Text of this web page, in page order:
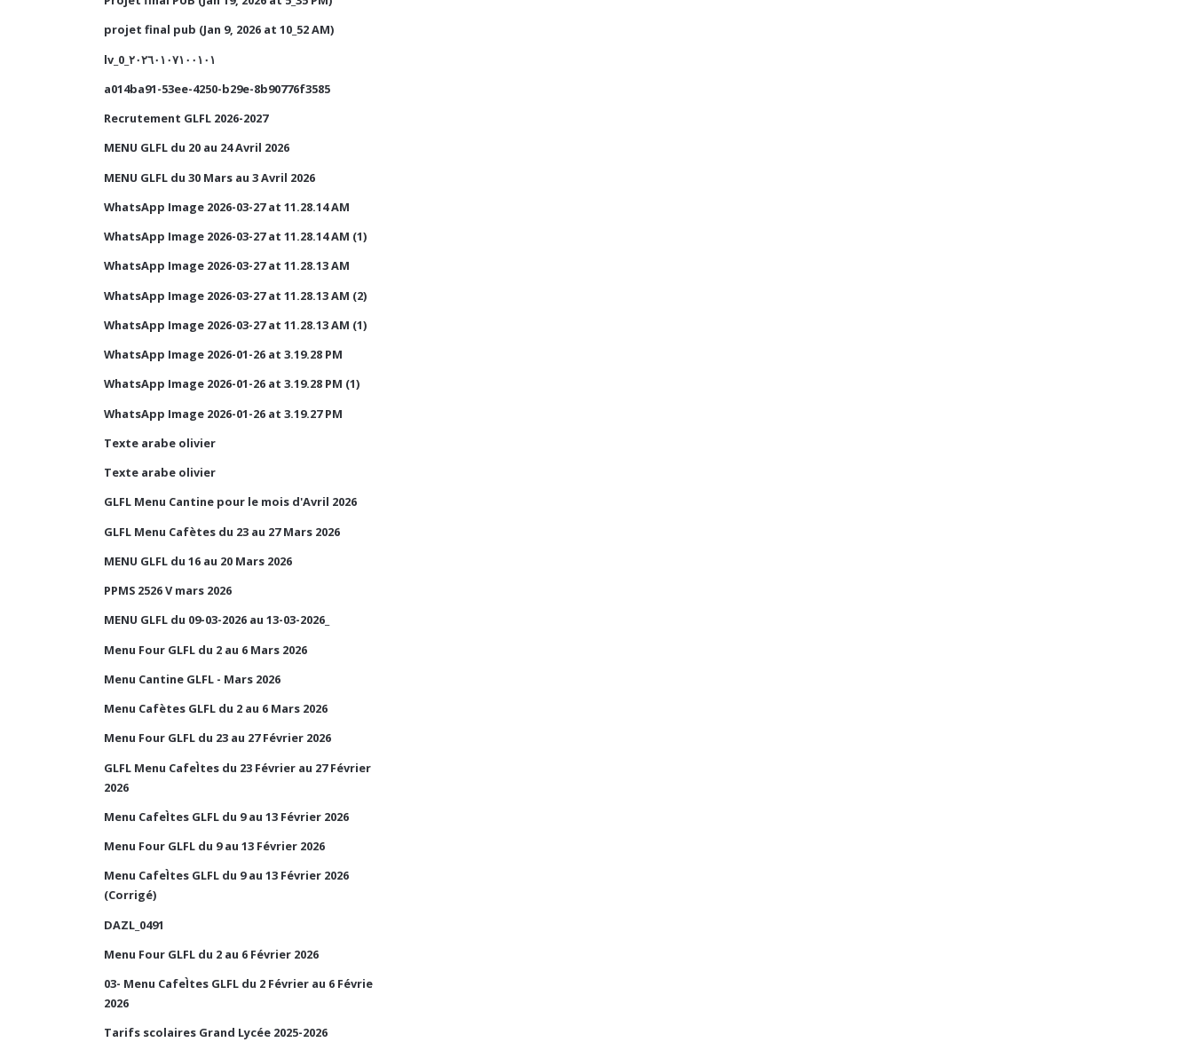
projet final pub (Jan 9, 2026 at 10_52 AM)
lv_0_٢٠٢٦٠١٠٧١٠٠١٠١
a014ba91-53ee-4250-b29e-8b90776f3585
Recrutement GLFL 2026-2027
MENU GLFL du 20 au 24 Avril 2026
MENU GLFL du 30 Mars au 3 Avril 2026
WhatsApp Image 2026-03-27 at 11.28.14 AM
WhatsApp Image 2026-03-27 at 11.28.14 AM (1)
WhatsApp Image 2026-03-27 at 11.28.13 AM
WhatsApp Image 2026-03-27 at 11.28.13 AM (2)
WhatsApp Image 2026-03-27 at 11.28.13 AM (1)
WhatsApp Image 2026-01-26 at 3.19.28 PM
WhatsApp Image 2026-01-26 at 3.19.28 PM (1)
WhatsApp Image 2026-01-26 at 3.19.27 PM
Texte arabe olivier
Texte arabe olivier
GLFL Menu Cantine pour le mois d'Avril 2026
GLFL Menu Cafètes du 23 au 27 Mars 2026
MENU GLFL du 16 au 20 Mars 2026
PPMS 2526 V mars 2026
MENU GLFL du 09-03-2026 au 13-03-2026_
Menu Four GLFL du 2 au 6 Mars 2026
Menu Cantine GLFL - Mars 2026
Menu Cafètes GLFL du 2 au 6 Mars 2026
Menu Four GLFL du 23 au 27 Février 2026
GLFL Menu CafeÌtes du 23 Février au 27 Février
2026
Menu CafeÌtes GLFL du 9 au 13 Février 2026
Menu Four GLFL du 9 au 13 Février 2026
Menu CafeÌtes GLFL du 9 au 13 Février 2026
(Corrigé)
DAZL_0491
Menu Four GLFL du 2 au 6 Février 2026
03- Menu CafeÌtes GLFL du 2 Février au 6 Févrie
2026
Tarifs scolaires Grand Lycée 2025-2026